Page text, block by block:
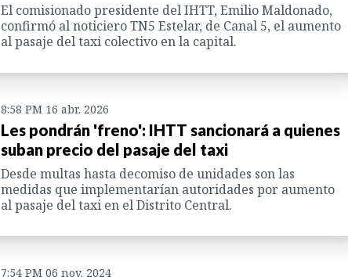
El comisionado presidente del IHTT, Emilio Maldonado,
confirmó al noticiero TN5 Estelar, de Canal 5, el aumento
al pasaje del taxi colectivo en la capital.
8:58 PM 16 abr. 2026
Les pondrán 'freno': IHTT sancionará a quienes
suban precio del pasaje del taxi
Desde multas hasta decomiso de unidades son las
medidas que implementarían autoridades por aumento
al pasaje del taxi en el Distrito Central.
7:54 PM 06 nov. 2024